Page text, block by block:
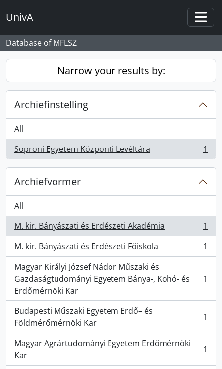
UnivA
Database of MFLSZ
Narrow your results by:
Archiefinstelling
All
Soproni Egyetem Központi Levéltára
, 1 results 1
Archiefvormer
All
M. kir. Bányászati és Erdészeti Akadémia
, 1 results
1
M. kir. Bányászati és Erdészeti Főiskola
, 1 results
1
Magyar Királyi József Nádor Műszaki és
Gazdaságtudományi Egyetem Bánya-, Kohó- és
Erdőmérnöki Kar
, 1 results 1
Budapesti Műszaki Egyetem Erdő– és
Földmérőmérnöki Kar
, 1 results 1
Magyar Agrártudományi Egyetem Erdőmérnöki
Kar
, 1 results 1